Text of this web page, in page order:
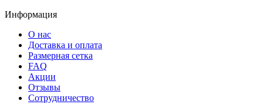
Информация
О нас
Доставка и оплата
Размерная сетка
FAQ
Акции
Отзывы
Сотрудничество